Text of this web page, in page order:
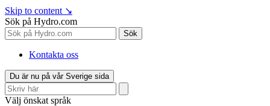
Skip to content ↘
Sök på Hydro.com
Sök
Kontakta oss
Du är nu på vår Sverige sida
Välj önskat språk